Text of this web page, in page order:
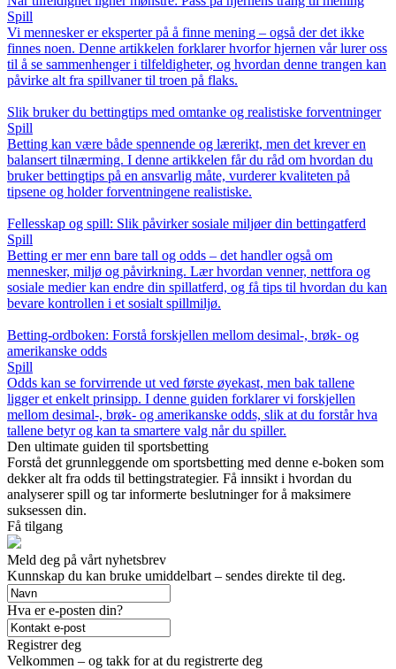
Spill
Vi mennesker er eksperter på å finne mening – også der det ikke
finnes noen. Denne artikkelen forklarer hvorfor hjernen vår lurer oss
til å se sammenhenger i tilfeldigheter, og hvordan denne trangen kan
påvirke alt fra spillvaner til troen på flaks.
Slik bruker du bettingtips med omtanke og realistiske forventninger
Spill
Betting kan være både spennende og lærerikt, men det krever en
balansert tilnærming. I denne artikkelen får du råd om hvordan du
bruker bettingtips på en ansvarlig måte, vurderer kvaliteten på
tipsene og holder forventningene realistiske.
Fellesskap og spill: Slik påvirker sosiale miljøer din bettingatferd
Spill
Betting er mer enn bare tall og odds – det handler også om
mennesker, miljø og påvirkning. Lær hvordan venner, nettfora og
sosiale medier kan endre din spillatferd, og få tips til hvordan du kan
bevare kontrollen i et sosialt spillmiljø.
Betting-ordboken: Forstå forskjellen mellom desimal-, brøk- og
amerikanske odds
Spill
Odds kan se forvirrende ut ved første øyekast, men bak tallene
ligger et enkelt prinsipp. I denne guiden forklarer vi forskjellen
mellom desimal-, brøk- og amerikanske odds, slik at du forstår hva
tallene betyr og kan ta smartere valg når du spiller.
Den ultimate guiden til sportsbetting
Forstå det grunnleggende om sportsbetting med denne e-boken som
dekker alt fra odds til bettingstrategier. Få innsikt i hvordan du
analyserer spill og tar informerte beslutninger for å maksimere
suksessen din.
Få tilgang
Meld deg på vårt nyhetsbrev
Kunnskap du kan bruke umiddelbart – sendes direkte til deg.
Hva er e-posten din?
Registrer deg
Velkommen – og takk for at du registrerte deg